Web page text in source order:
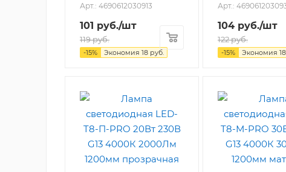
Арт.: 4690612030913
101 руб./шт
119руб.
-15% Экономия 18 руб.
Арт.:
104 руб./шт
122руб.
-15% Экономия 18